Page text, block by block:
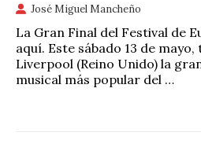
José Miguel Mancheño
La Gran Final del Festival de
aquí. Este sábado 13 de
Liverpool (Reino Unido) la
musical más popular del …